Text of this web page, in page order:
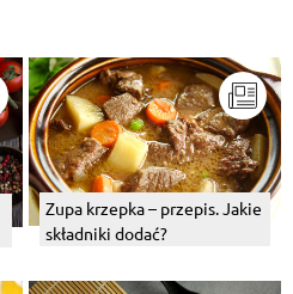
Zupa krzepka – przepis. Jakie
składniki dodać?